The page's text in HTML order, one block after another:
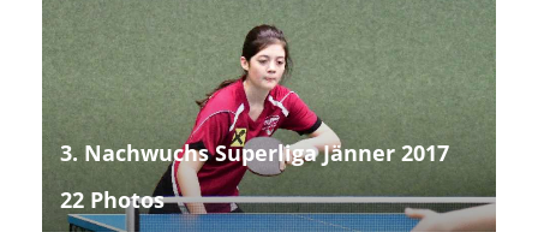
3. Nachwuchs Superliga Jänner 2017
22 Photos